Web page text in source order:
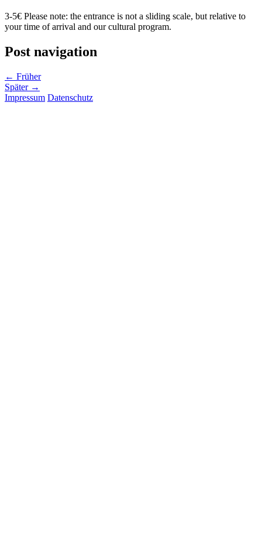
3-5€ Please note: the entrance is not a sliding scale, but relative to
your time of arrival and our cultural program.
Post navigation
← Früher
Später →
Impressum Datenschutz